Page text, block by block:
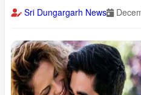
Sri Dungargarh News